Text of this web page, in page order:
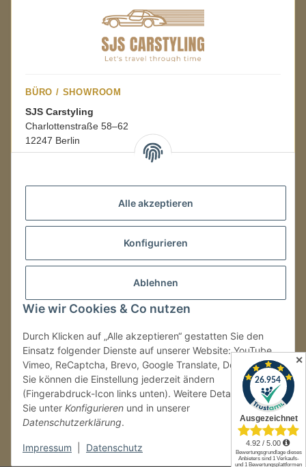
Alle akzeptieren
Konfigurieren
Ablehnen
Wie wir Cookies & Co nutzen
Durch Klicken auf „Alle akzeptieren“ gestatten Sie den
Einsatz folgender Dienste auf unserer Website: YouTube,
Vimeo, ReCaptcha, Brevo, Google Translate, Doofinder.
Sie können die Einstellung jederzeit ändern
(Fingerabdruck-Icon links unten). Weitere Details finden
Sie unter Konfigurieren und in unserer
Datenschutzerklärung.
Impressum Datenschutz
BÜRO / SHOWROOM
SJS Carstyling
Charlottenstraße 58–62
12247 Berlin
08:00–16:00 Uhr
LAGER / RETOUREN
Packmonster Fulfillment
SJS Carstyling Lager
Retouren ausschließlich an diese Adresse.
Tel.:+49 (0) 30 36417228
E-Mail:info@sjs-carstyling.com
Vertrag widerrufen
* Alle Preise inkl. gesetzlicher USt., zzgl.
✕